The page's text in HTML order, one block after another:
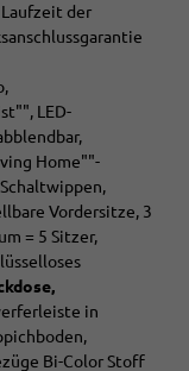
der
LED-
Home""-
Vordersitze, 3
= 5 Sitzer,
in
Bi-Color Stoff